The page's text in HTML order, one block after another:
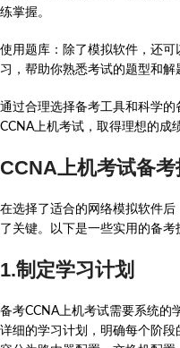
练掌握。
使用题库：除了模拟软件，还
习，帮助你熟悉考试的题型和解
通过合理选择备考工具和科学
CCNA上机考试，取得理想的成
CCNA上机考试备
在选择了适合的网络模拟软件
了关键。以下是一些实用的备
1.制定学习计划
备考CCNA上机考试需要系统的
详细的学习计划，明确每个阶